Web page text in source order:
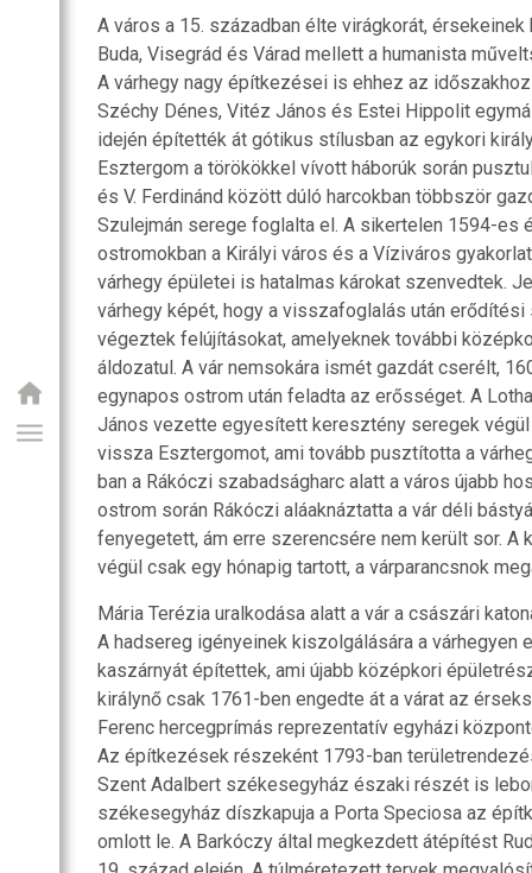
A város a 15. században élte virágkorát,
Buda, Visegrád és Várad mellett a humanista
A várhegy nagy építkezései is ehhez az
Széchy Dénes, Vitéz János és Estei Hippolit
idején építették át gótikus stílusban az egykori
Esztergom a törökökkel vívott háborúk során
és V. Ferdinánd között dúló harcokban többször
Szulejmán serege foglalta el. A sikertelen 1594-es
ostromokban a Királyi város és a Víziváros
várhegy épületei is hatalmas károkat szenvedtek.
várhegy képét, hogy a visszafoglalás után erődítési
végeztek felújításokat, amelyeknek további
áldozatul. A vár nemsokára ismét gazdát cserélt,
egynapos ostrom után feladta az erősséget. A
János vezette egyesített keresztény seregek
vissza Esztergomot, ami tovább pusztította a
ban a Rákóczi szabadságharc alatt a város újabb
ostrom során Rákóczi aláaknáztatta a vár déli
fenyegetett, ám erre szerencsére nem került sor. A
végül csak egy hónapig tartott, a várparancsnok
Mária Terézia uralkodása alatt a vár a császári
A hadsereg igényeinek kiszolgálására a várhegyen
kaszárnyát építettek, ami újabb középkori
királynő csak 1761-ben engedte át a várat az
Ferenc hercegprímás reprezentatív egyházi
Az építkezések részeként 1793-ban
Szent Adalbert székesegyház északi részét is
székesegyház díszkapuja a Porta Speciosa az
omlott le. A Barkóczy által megkezdett átépítést